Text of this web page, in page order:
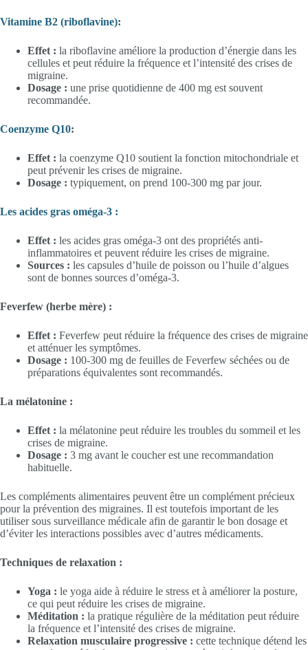
Vitamine B2 (riboflavine):
Effet : la riboflavine améliore la production d’énergie dans les
cellules et peut réduire la fréquence et l’intensité des crises de
migraine.
Dosage : une prise quotidienne de 400 mg est souvent
recommandée.
Coenzyme Q10:
Effet : la coenzyme Q10 soutient la fonction mitochondriale et
peut prévenir les crises de migraine.
Dosage : typiquement, on prend 100-300 mg par jour.
Les acides gras oméga-3 :
Effet : les acides gras oméga-3 ont des propriétés anti-
inflammatoires et peuvent réduire les crises de migraine.
Sources : les capsules d’huile de poisson ou l’huile d’algues
sont de bonnes sources d’oméga-3.
Feverfew (herbe mère) :
Effet : Feverfew peut réduire la fréquence des crises de migraine
et atténuer les symptômes.
Dosage : 100-300 mg de feuilles de Feverfew séchées ou de
préparations équivalentes sont recommandés.
La mélatonine :
Effet : la mélatonine peut réduire les troubles du sommeil et les
crises de migraine.
Dosage : 3 mg avant le coucher est une recommandation
habituelle.
Les compléments alimentaires peuvent être un complément précieux
pour la prévention des migraines. Il est toutefois important de les
utiliser sous surveillance médicale afin de garantir le bon dosage et
d’éviter les interactions possibles avec d’autres médicaments.
Techniques de relaxation :
Yoga : le yoga aide à réduire le stress et à améliorer la posture,
ce qui peut réduire les crises de migraine.
Méditation : la pratique régulière de la méditation peut réduire
la fréquence et l’intensité des crises de migraine.
Relaxation musculaire progressive : cette technique détend les